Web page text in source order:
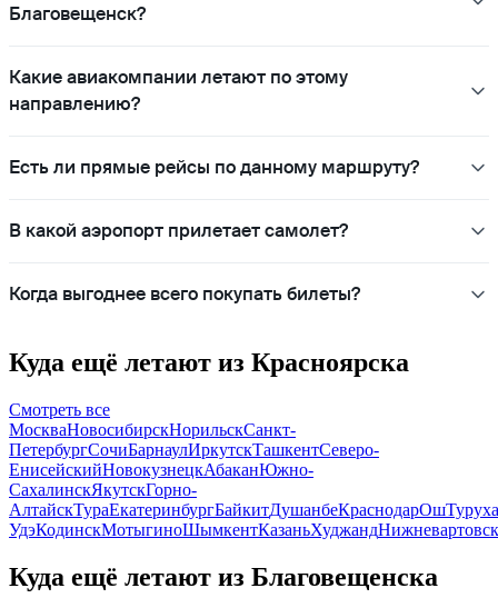
Благовещенск?
Какие авиакомпании летают по этому
направлению?
Есть ли прямые рейсы по данному маршруту?
В какой аэропорт прилетает самолет?
Когда выгоднее всего покупать билеты?
Куда ещё летают из Красноярска
Смотреть все
МоскваНовосибирскНорильскСанкт-
ПетербургСочиБарнаулИркутскТашкентСеверо-
ЕнисейскийНовокузнецкАбаканЮжно-
СахалинскЯкутскГорно-
АлтайскТураЕкатеринбургБайкитДушанбеКраснодарОш
УдэКодинскМотыгиноШымкентКазаньХуджандНижневартовск
Куда ещё летают из Благовещенска